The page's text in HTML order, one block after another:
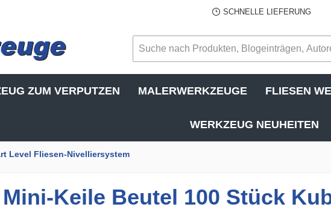
SCHNELLE LIEFERUNG
ZUM VERPUTZEN MALERWERKZEUGE FLIESEN
WERKZEUG NEUHEITEN
Level Fliesen-Nivelliersystem
Keile Beutel 100 Stück